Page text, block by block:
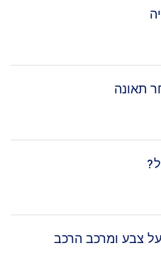
תאונה
צבע ומרכב הרכב